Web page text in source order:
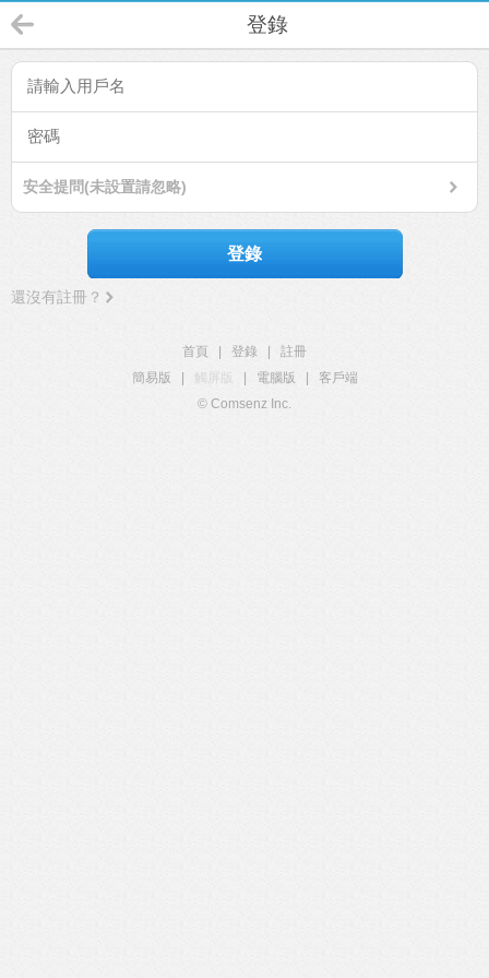
登錄
安全提問(未設置請忽略)
登錄
還沒有註冊？
首頁 登錄
註冊
簡易版
觸屏版 電腦版
客戶端
© Comsenz Inc.